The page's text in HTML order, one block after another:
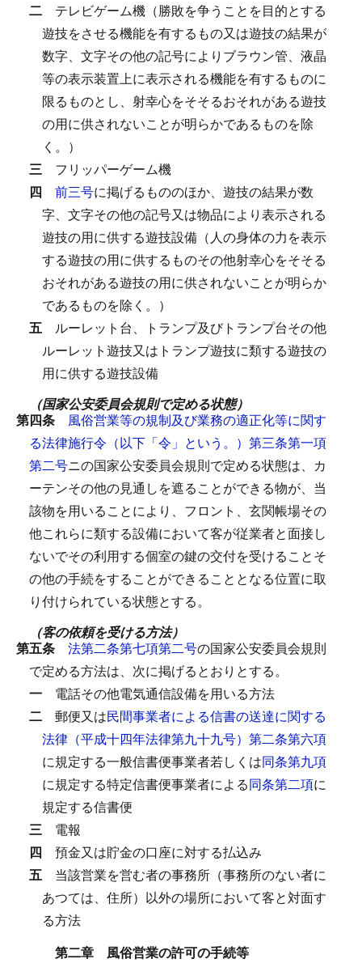
二 テレビゲーム機（勝敗を争うことを目的とする
遊技をさせる機能を有するもの又は遊技の結果が
数字、文字その他の記号によりブラウン管、液晶
等の表示装置上に表示される機能を有するものに
限るものとし、射幸心をそそるおそれがある遊技
の用に供されないことが明らかであるものを除
く。）
三 フリッパーゲーム機
四 前三号に掲げるもののほか、遊技の結果が数
字、文字その他の記号又は物品により表示される
遊技の用に供する遊技設備（人の身体の力を表示
する遊技の用に供するものその他射幸心をそそる
おそれがある遊技の用に供されないことが明らか
であるものを除く。）
五 ルーレット台、トランプ及びトランプ台その他
ルーレット遊技又はトランプ遊技に類する遊技の
用に供する遊技設備
（国家公安委員会規則で定める状態）
第四条 風俗営業等の規制及び業務の適正化等に関す
る法律施行令（以下「令」という。）第三条第一項
第二号ニの国家公安委員会規則で定める状態は、カ
ーテンその他の見通しを遮ることができる物が、当
該物を用いることにより、フロント、玄関帳場その
他これらに類する設備において客が従業者と面接し
ないでその利用する個室の鍵の交付を受けることそ
の他の手続をすることができることとなる位置に取
り付けられている状態とする。
（客の依頼を受ける方法）
第五条 法第二条第七項第二号の国家公安委員会規則
で定める方法は、次に掲げるとおりとする。
一 電話その他電気通信設備を用いる方法
二 郵便又は民間事業者による信書の送達に関する
法律（平成十四年法律第九十九号）第二条第六項
に規定する一般信書便事業者若しくは同条第九項
に規定する特定信書便事業者による同条第二項に
規定する信書便
三 電報
四 預金又は貯金の口座に対する払込み
五 当該営業を営む者の事務所（事務所のない者に
あつては、住所）以外の場所において客と対面す
る方法
第二章 風俗営業の許可の手続等